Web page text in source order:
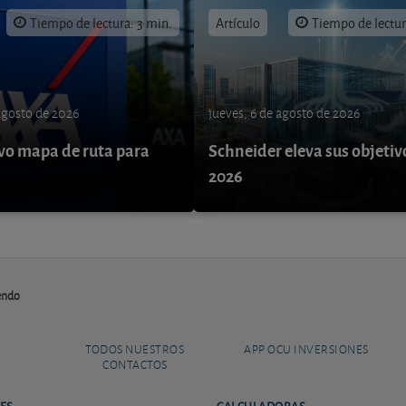
Tiempo de lectura: 3 min.
de 2026
mapa de ruta para
Artículo Tiempo de
jueves, 6 de agosto de 2026
Schneider eleva sus
2026
TODOS NUESTROS
CONTACTOS
APP OCU INVERSIONES